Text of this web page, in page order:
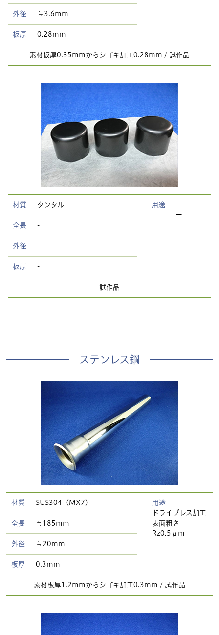
外径 ≒3.6mm
板厚 0.28mm
素材板厚0.35mmからシゴキ加工0.28mm / 試作品
材質 タンタル
全長 -
外径 -
板厚 -
用途
ー
試作品
ステンレス鋼
材質 SUS304（MX7）
全長 ≒185mm
外径 ≒20mm
板厚 0.3mm
用途
ドライプレス加工
表面粗さ
Rz0.5μm
素材板厚1.2mmからシゴキ加工0.3mm / 試作品